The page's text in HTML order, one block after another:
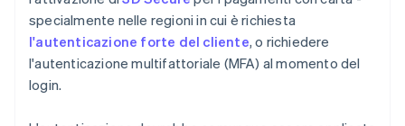
specialmente nelle regioni in cui è richiesta
l'autenticazione forte del cliente, o richiedere
l'autenticazione multifattoriale (MFA) al momento del
login.